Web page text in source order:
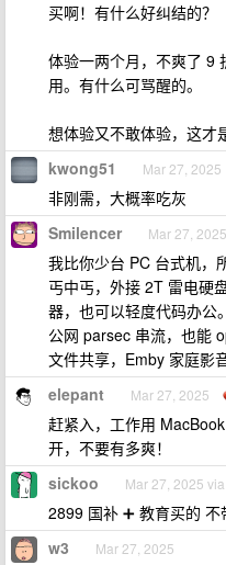
买啊！有什么好纠结的？
体验一两个月，不爽了 9
用。有什么可骂醒的。
想体验又不敢体验，这才
kwong51 Mar 27, 2025
非刚需，大概率吃灰
Smilencer Mar 27, 2025
我比你少台 PC 台式机，
丐中丐，外接 2T 雷电硬
器，也可以轻度代码办公。
公网 parsec 串流，也能
文件共享，Emby 家庭影
elepant Mar 27, 2025
赶紧入，工作用
开，不要有多爽！
sickoo Mar 27, 2025
2899 国补 ➕ 教育买的
w3 Mar 27, 2025